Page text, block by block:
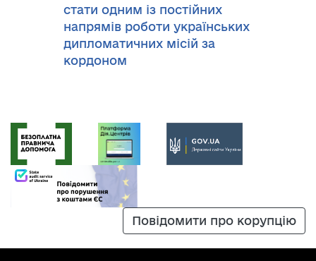
стати одним із постійних
напрямів роботи українських
дипломатичних місій за
кордоном
Повідомити про корупцію